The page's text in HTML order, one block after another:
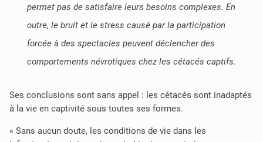
permet pas de satisfaire leurs besoins complexes. En
outre, le bruit et le stress causé par la participation
forcée à des spectacles peuvent déclencher des
comportements névrotiques chez les cétacés captifs.
Ses conclusions sont sans appel : les cétacés sont inadaptés
à la vie en captivité sous toutes ses formes.
« Sans aucun doute, les conditions de vie dans les